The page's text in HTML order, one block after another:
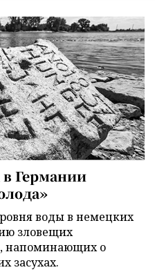
в Германии
воды в немецких
зловещих
напоминающих о
засухах.